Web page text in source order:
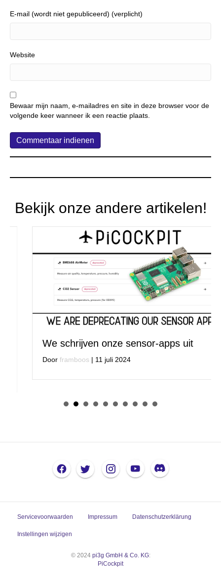
E-mail (wordt niet gepubliceerd) (verplicht)
Website
Bewaar mijn naam, e-mailadres en site in deze browser voor de
volgende keer wanneer ik een reactie plaats.
Bekijk onze andere artikelen!
We schrijven onze sensor-apps uit
framboos |11 juli 2024
Servicevoorwaarden Impressum Datenschutzerklärung
Instellingen wijzigen
© 2024 pi3g GmbH & Co. KG:
PiCockpit